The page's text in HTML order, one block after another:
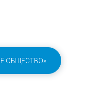
ОБЩЕСТВО»